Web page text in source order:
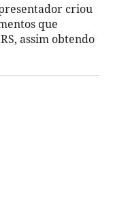
criou
que
assim obtendo